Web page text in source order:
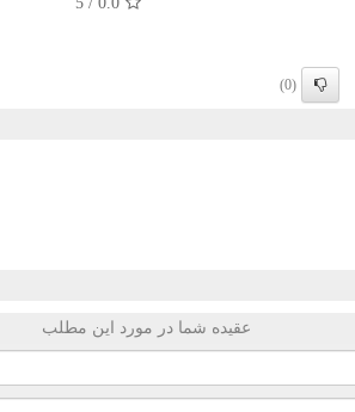
(0)
عقیده شما در مورد این مطلب